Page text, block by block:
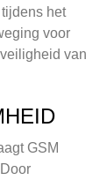
het
voor
van
GSM